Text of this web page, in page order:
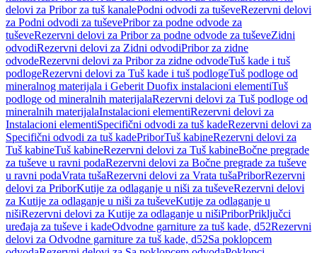
delovi za Pribor za tuš kanalePodni odvodi za tuševeRezervni delovi
za Podni odvodi za tuševePribor za podne odvode za
tuševeRezervni delovi za Pribor za podne odvode za tuševeZidni
odvodiRezervni delovi za Zidni odvodiPribor za zidne
odvodeRezervni delovi za Pribor za zidne odvodeTuš kade i tuš
podlogeRezervni delovi za Tuš kade i tuš podlogeTuš podloge od
mineralnog materijala i Geberit Duofix instalacioni elementiTuš
podloge od mineralnih materijalaRezervni delovi za Tuš podloge od
mineralnih materijalaInstalacioni elementiRezervni delovi za
Instalacioni elementiSpecifični odvodi za tuš kadeRezervni delovi za
Specifični odvodi za tuš kadePriborTuš kabineRezervni delovi za
Tuš kabineTuš kabineRezervni delovi za Tuš kabineBočne pregrade
za tuševe u ravni podaRezervni delovi za Bočne pregrade za tuševe
u ravni podaVrata tušaRezervni delovi za Vrata tušaPriborRezervni
delovi za PriborKutije za odlaganje u niši za tuševeRezervni delovi
za Kutije za odlaganje u niši za tuševeKutije za odlaganje u
nišiRezervni delovi za Kutije za odlaganje u nišiPriborPriključci
uređaja za tuševe i kadeOdvodne garniture za tuš kade, d52Rezervni
delovi za Odvodne garniture za tuš kade, d52Sa poklopcem